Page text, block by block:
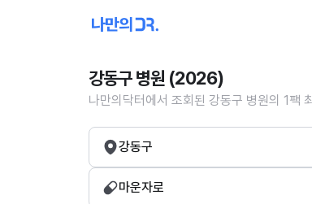
강동구 병원 (2026)
나만의닥터에서 조회된 강동구 병원의 1팩
강동구
마운자로